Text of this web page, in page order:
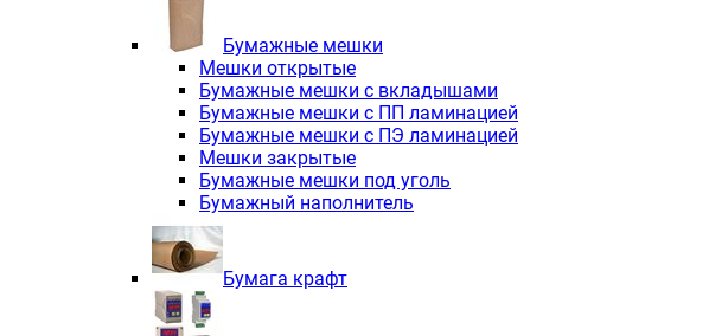
Электродвигатели асинхронные трёхфазные с тормозом
Электродвигатели асинхронные трёхфазные
Трехфазные асинхронные электродвигатели INNORED
Независимая вентиляция INNORED
Взрывозащищенная независимая вентиляция INNOVARI
Одноступенчатые цилиндрические редукторы INNORED
Экономичные червячные редукторы INNORED в
Компактные мотор-редукторы INNORED
Компактные мотор-редукторы INNORED MC
Вибраторы INNORED
Вариаторы INNORED
Бумажные мешки
Мешки открытые
Бумажные мешки с вкладышами
Бумажные мешки с ПП ламинацией
Бумажные мешки с ПЭ ламинацией
Мешки закрытые
Бумажные мешки под уголь
Бумажный наполнитель
Бумага крафт